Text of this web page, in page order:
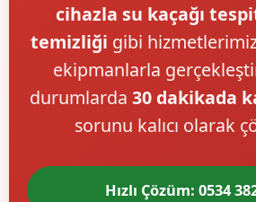
cihazla su kaçağı
temizliği gibi
ekipmanlarla
durumlarda 30 dakikada
sorunu kalıcı olarak
Hızlı Çözüm: 0534